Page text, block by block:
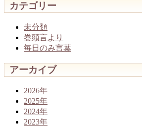
カテゴリー
未分類
巻頭言より
毎日のみ言葉
アーカイブ
2026年
2025年
2024年
2023年